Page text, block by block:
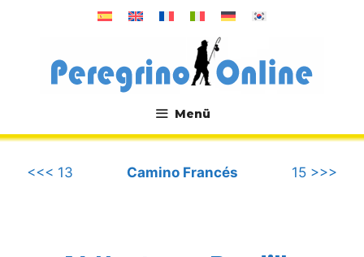
Menü
.
<<< 13
Camino Francés 15 >>>